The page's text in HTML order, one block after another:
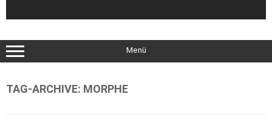
Menü
TAG-ARCHIVE: MORPHE